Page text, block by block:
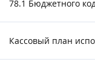
78.1 Бюджетного
Кассовый план